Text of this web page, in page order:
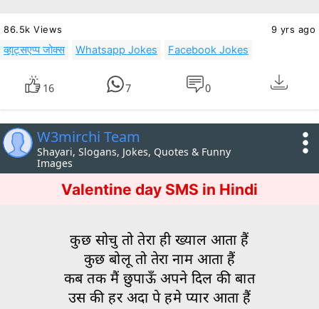
86.5k Views 9 yrs ago
व्हाट्सएप्प जोक्स Whatsapp Jokes Facebook Jokes
16 7 0
W3mirchi Team
Shayari, Slogans, Jokes, Quotes & Funny
Images
Valentine day SMS in Hindi
कुछ सोचु तो तेरा ही ख्याल आता हैं
कुछ बोलू तो तेरा नाम आता हैं
कब तक मैं छुपाऊँ अपने दिल की बात
उस की हर अदा पे हमे प्यार आता हैं